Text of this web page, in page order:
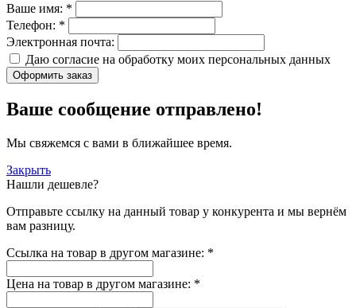
Ваше имя: *
Телефон: *
Электронная почта:
Даю согласие на обработку моих персональных данных
Оформить заказ
Ваше сообщение отправлено!
Мы свяжемся с вами в ближайшее время.
Закрыть
Нашли дешевле?
Отправьте ссылку на данный товар у конкурента и мы вернём
вам разницу.
Ссылка на товар в другом магазине: *
Цена на товар в другом магазине: *